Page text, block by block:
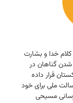
خدا و بشارت
گناهان در
قرار داده
ملی برای خود
مسیحی